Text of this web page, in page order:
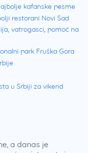
kafanske pesme
restorani Novi Sad
vatrogasci, pomoć na
park Fruška Gora
u Srbiji za vikend
a danas je